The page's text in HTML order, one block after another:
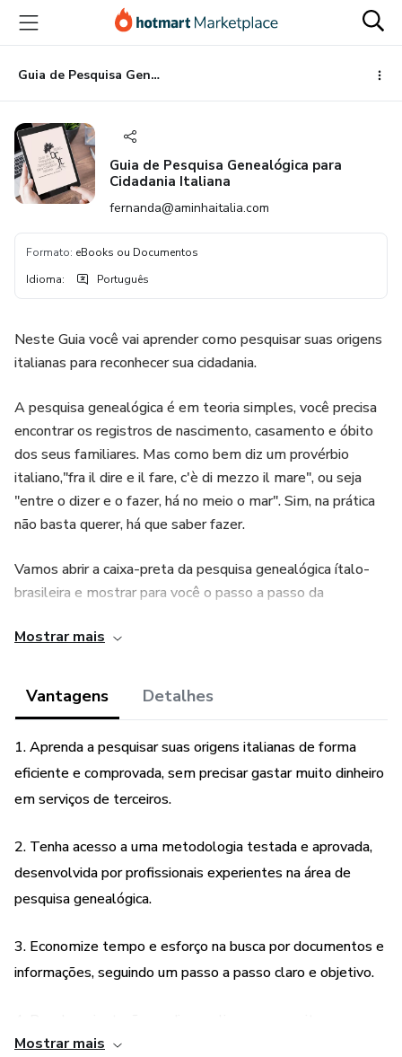
para
conteúdo
principal
para
pagamento
para
rodapé
Guia de Pesquisa Genealógica para Cidadania Italiana
Guia de Pesquisa Genealógica para
Cidadania Italiana
fernanda@aminhaitalia.com
Formato: eBooks ou Documentos
Idioma: Português
Neste Guia você vai aprender como pesquisar suas origens
italianas para reconhecer sua cidadania.
A pesquisa genealógica é em teoria simples, você precisa
encontrar os registros de nascimento, casamento e óbito
dos seus familiares. Mas como bem diz um provérbio
italiano,"fra il dire e il fare, c'è di mezzo il mare", ou seja
"entre o dizer e o fazer, há no meio o mar". Sim, na prática
não basta querer, há que saber fazer.
Vamos abrir a caixa-preta da pesquisa genealógica ítalo-
brasileira e mostrar para você o passo a passo da
mesma que usamos diariamente para nossos clientes.
economizar centenas de euros e um processo com atalhos
da sua pesquisa.
Mostrar mais
Vantagens Detalhes
1. Aprenda a pesquisar suas origens italianas de forma
eficiente e comprovada, sem precisar gastar muito dinheiro
em serviços de terceiros.
2. Tenha acesso a uma metodologia testada e aprovada,
desenvolvida por profissionais experientes na área de
pesquisa genealógica.
3. Economize tempo e esforço na busca por documentos e
informações, seguindo um passo a passo claro e objetivo.
comuns e maximizar os resultados da sua pesquisa.
Mostrar mais